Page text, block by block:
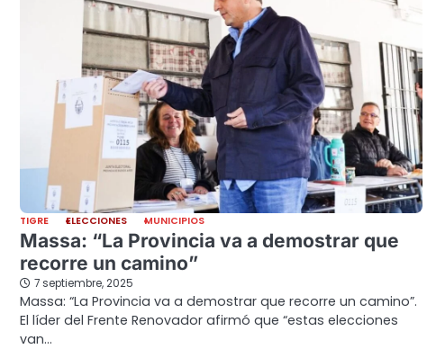
TIGRE ELECCIONES MUNICIPIOS
Massa: “La Provincia va a demostrar que
recorre un camino”
7 septiembre, 2025
Massa: “La Provincia va a demostrar que recorre un camino”.
El líder del Frente Renovador afirmó que “estas elecciones
van…